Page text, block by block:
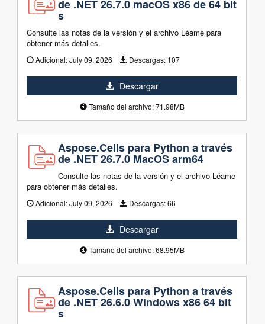
de .NET 26.7.0 macOS x86 de 64 bit
s
Consulte las notas de la versión y el archivo Léame para
obtener más detalles.
Adicional:July 09, 2026 Descargas: 107
Descargar
Tamaño del archivo: 71.98MB
Aspose.Cells para Python a través
de .NET 26.7.0 MacOS arm64
Consulte las notas de la versión y el archivo Léame
para obtener más detalles.
Adicional:July 09, 2026 Descargas:66
Descargar
Tamaño del archivo: 68.95MB
Aspose.Cells para Python a través
de .NET 26.6.0 Windows x86 64 bit
s